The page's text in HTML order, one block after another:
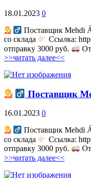
18.01.2023 0
Поставщик Mehdi
со склада
Ссылка:
отправку 3000 руб.
>>читать далее<<
Поставщик
16.01.2023 0
Поставщик Mehdi
со склада
Ссылка:
отправку 3000 руб.
>>читать далее<<